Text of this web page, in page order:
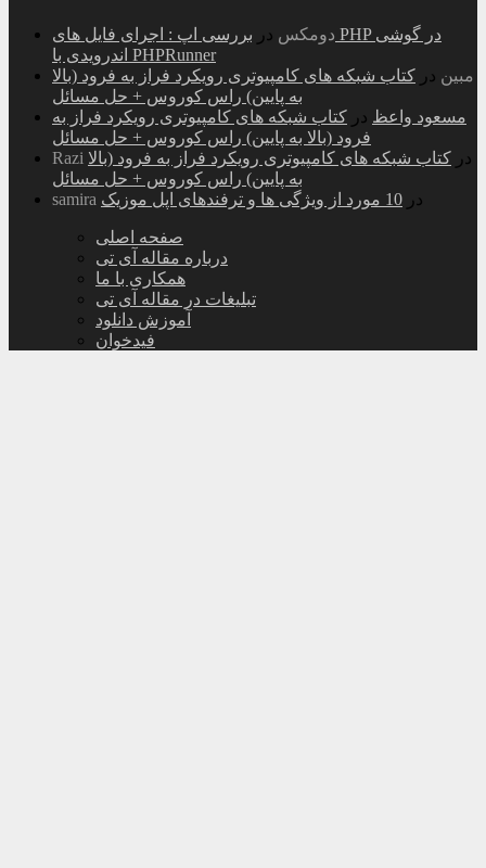
دومکس در بررسی اپ : اجرای فایل های PHP در گوشی
اندرویدی با PHPRunner
مبین در کتاب شبکه های کامپیوتری رویکرد فراز به فرود (بالا
به پایین) راس کوروس + حل مسائل
مسعود واعظ در کتاب شبکه های کامپیوتری رویکرد فراز به
فرود (بالا به پایین) راس کوروس + حل مسائل
Razi
در کتاب شبکه های کامپیوتری رویکرد فراز به فرود (بالا
به پایین) راس کوروس + حل مسائل
samira
در 10 مورد از ویژگی ها و ترفندهای اپل موزیک
صفحه اصلی
درباره مقاله آی تی
همکاری با ما
تبلیغات در مقاله آی تی
آموزش دانلود
فیدخوان